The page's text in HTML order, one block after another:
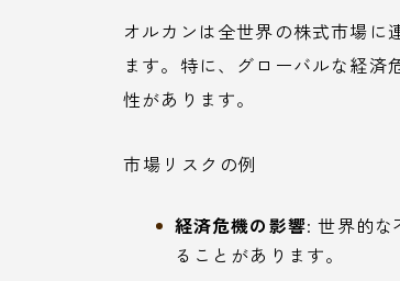
オルカンは全世界の株式市場に
ます。特に、グローバルな経
性があります。
市場リスクの例
経済危機の影響: 世界的な
ることがあります。